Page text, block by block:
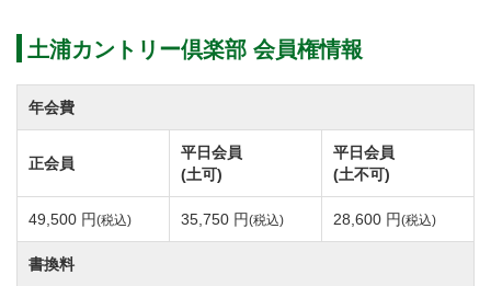
また電車をご利用の場合、JR常磐線「荒川沖駅」下
車、タクシーなど車で約35分または、JR常磐線「取手
駅」下車、取手駅西口からクラブバスまたはタクシー
のご利用で約50分で来場可能です。
土浦カントリー倶楽部は霞ヶ浦湖畔に展開する27ホー
ルの丘陵・林間コースでコース設計は陳清水氏が手が
けました。
土浦カントリー倶楽部 会員権情報
年会費
正会員
平日会員
(土可)
平日会員
(土不可)
49,500 円(税込) 35,750 円(税込) 28,600 円(税込)
書換料